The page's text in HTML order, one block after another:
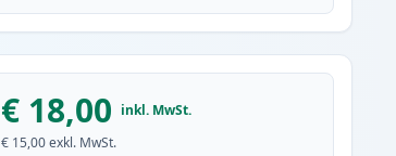
€ 18,00 inkl. MwSt.
€ 15,00 exkl. MwSt.